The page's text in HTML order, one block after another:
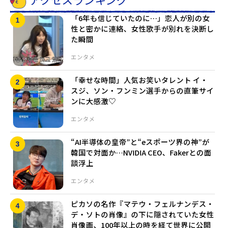
エンタメ
「6年も信じていたのに…」恋人が別の女
性と密かに連絡、女性歌手が別れを決断し
た瞬間
エンタメ
「幸せな時間」人気お笑いタレント イ・
スジ、ソン・フンミン選手からの直筆サイ
ンに大感激♡
エンタメ
“AI半導体の皇帝”と“eスポーツ界の神”が
韓国で対面か…NVIDIA CEO、Fakerとの面
談浮上
ピカソの名作『マテウ・フェルナンデス・
デ・ソトの肖像』の下に隠されていた女性
肖像画、100年以上の時を経て世界に公開